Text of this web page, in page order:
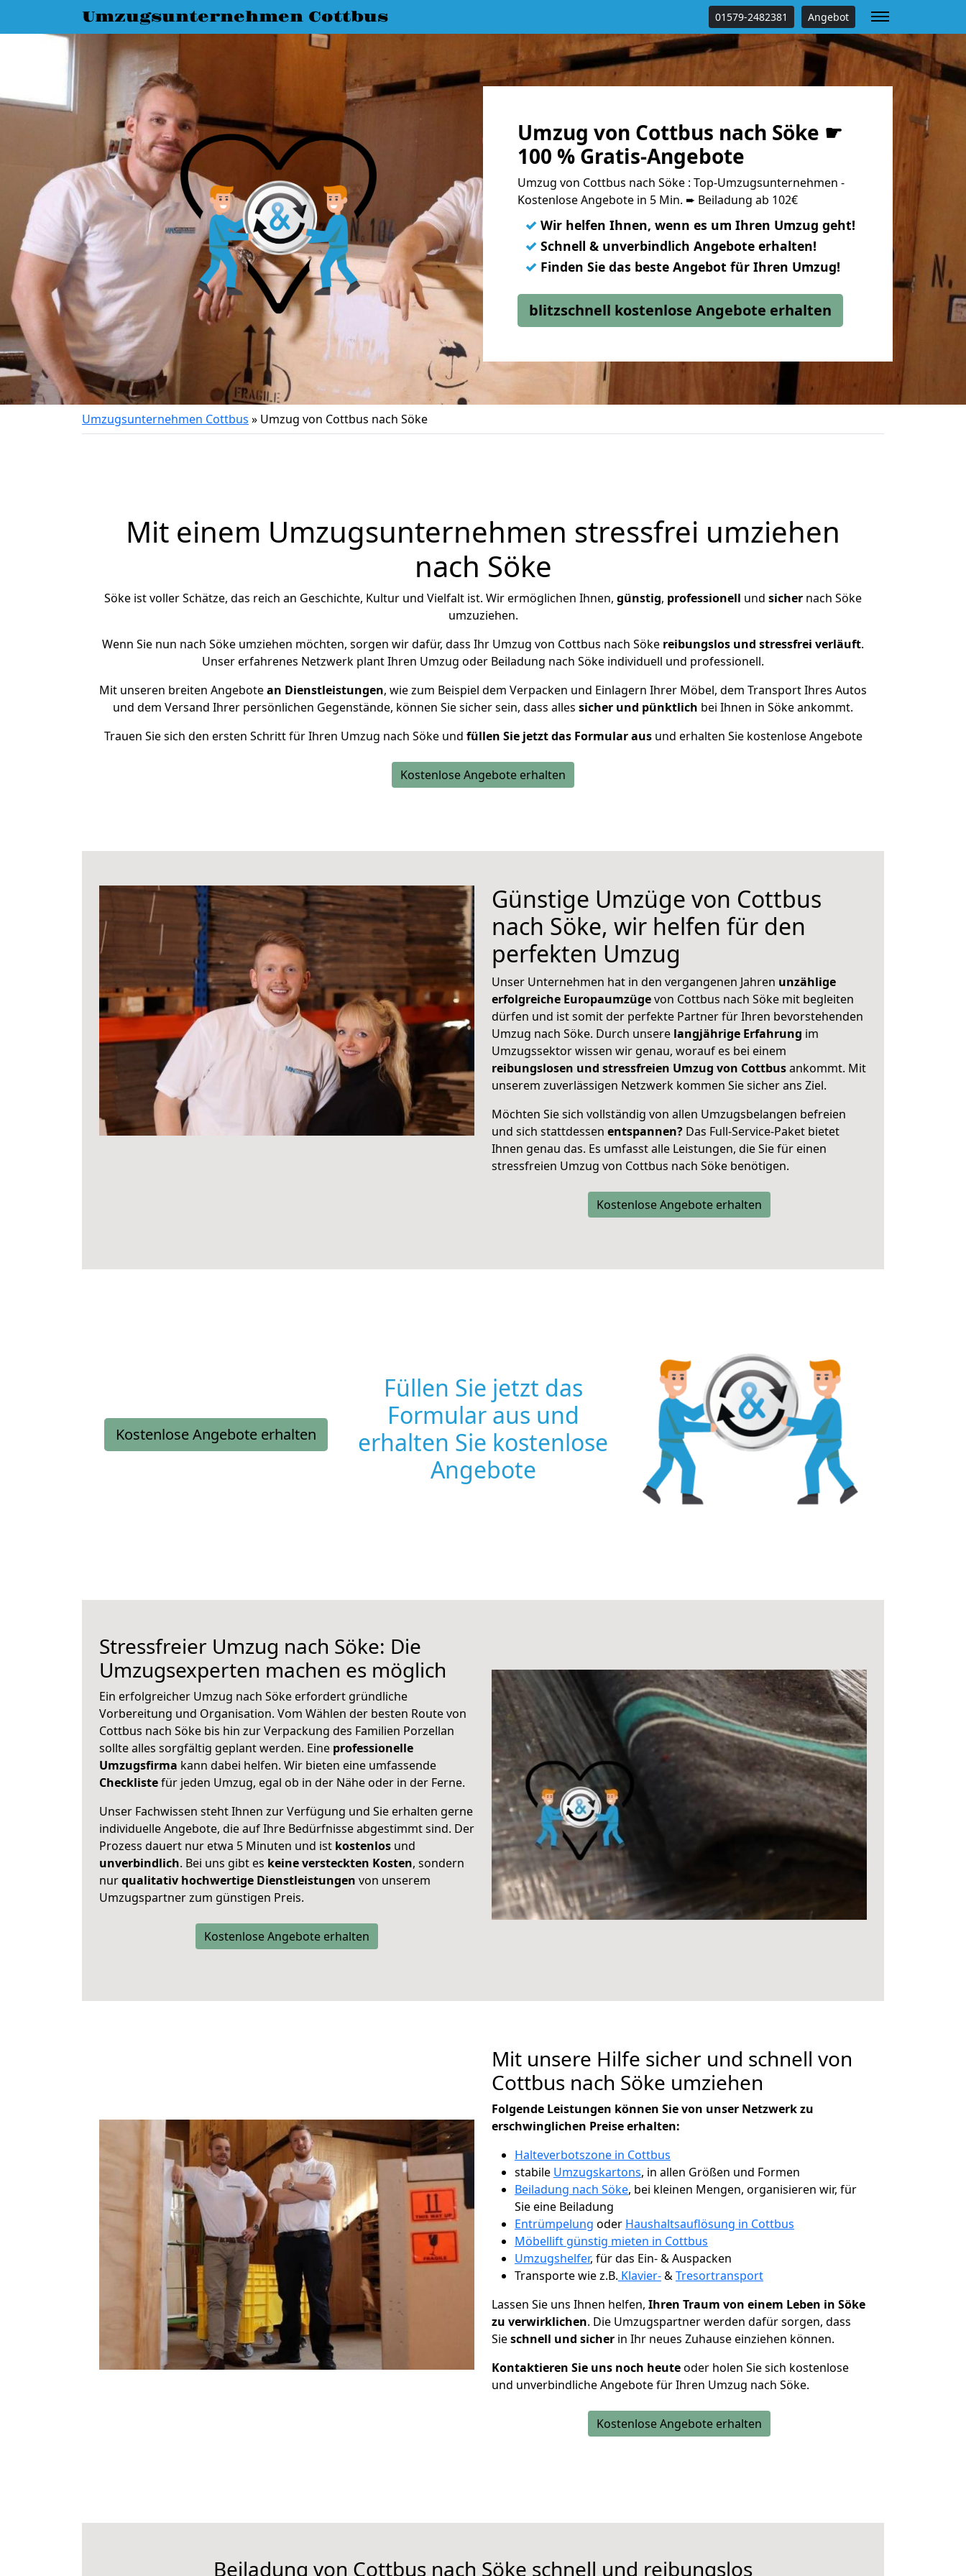
Umzugsunternehmen Cottbus 01579-2482381 Angebot
Umzug von Cottbus nach Söke ☛
100 % Gratis-Angebote
Umzug von Cottbus nach Söke : Top-Umzugsunternehmen -
Kostenlose Angebote in 5 Min. ➨ Beiladung ab 102€
✓ Wir helfen Ihnen, wenn es um Ihren Umzug geht!
✓ Schnell & unverbindlich Angebote erhalten!
✓ Finden Sie das beste Angebot für Ihren Umzug!
blitzschnell kostenlose Angebote erhalten
Umzugsunternehmen Cottbus » Umzug von Cottbus nach Söke
Mit einem Umzugsunternehmen stressfrei umziehen
nach Söke
Söke ist voller Schätze, das reich an Geschichte, Kultur und Vielfalt ist. Wir ermöglichen Ihnen, günstig, professionell und sicher nach Söke
umzuziehen.
Wenn Sie nun nach Söke umziehen möchten, sorgen wir dafür, dass Ihr Umzug von Cottbus nach Söke reibungslos und stressfrei verläuft.
Unser erfahrenes Netzwerk plant Ihren Umzug oder Beiladung nach Söke individuell und professionell.
Mit unseren breiten Angebotean Dienstleistungen, wie zum Beispiel dem Verpacken und Einlagern Ihrer Möbel, dem Transport Ihres Autos
und dem Versand Ihrer persönlichen Gegenstände, können Sie sicher sein, dass alles sicher und pünktlich bei Ihnen in Söke ankommt.
Trauen Sie sich den ersten Schritt für Ihren Umzug nach Söke und füllen Sie jetzt das Formular ausund erhalten Sie kostenlose Angebote
Kostenlose Angebote erhalten
Günstige Umzüge von Cottbus
nach Söke, wir helfen für den
perfekten Umzug
Unser Unternehmen hat in den vergangenen Jahren unzählige
erfolgreiche Europaumzügevon Cottbus nach Söke mit begleiten
dürfen und ist somit der perfekte Partner für Ihren bevorstehenden
Umzug nach Söke. Durch unsere langjährige Erfahrung im
Umzugssektor wissen wir genau, worauf es bei einem
reibungslosen und stressfreien Umzug von Cottbusankommt. Mit
unserem zuverlässigen Netzwerk kommen Sie sicher ans Ziel.
Möchten Sie sich vollständig von allen Umzugsbelangen befreien
und sich stattdessen entspannen? Das Full-Service-Paket bietet
Ihnen genau das. Es umfasst alle Leistungen, die Sie für einen
stressfreien Umzug von Cottbus nach Söke benötigen.
Kostenlose Angebote erhalten
Kostenlose Angebote erhalten
Füllen Sie jetzt das
Formular aus und
erhalten Sie kostenlose
Angebote
Stressfreier Umzug nach Söke: Die
Umzugsexperten machen es möglich
Ein erfolgreicher Umzug nach Söke erfordert gründliche
Vorbereitung und Organisation. Vom Wählen der besten Route von
Cottbus nach Söke bis hin zur Verpackung des Familien Porzellan
sollte alles sorgfältig geplant werden. Eine professionelle
Umzugsfirma kann dabei helfen. Wir bieten eine umfassende
Checklistefür jeden Umzug, egal ob in der Nähe oder in der Ferne.
Unser Fachwissen steht Ihnen zur Verfügung und Sie erhalten gerne
individuelle Angebote, die auf Ihre Bedürfnisse abgestimmt sind. Der
Prozess dauert nur etwa 5 Minuten und ist kostenlos und
unverbindlich. Bei uns gibt es keine versteckten Kosten, sondern
nurqualitativ hochwertige Dienstleistungen von unserem
Umzugspartner zum günstigen Preis.
Kostenlose Angebote erhalten
Mit unsere Hilfe sicher und schnell von
Cottbus nach Söke umziehen
Folgende Leistungen können Sie von unser Netzwerk zu
erschwinglichen Preise erhalten:
Halteverbotszone in Cottbus
stabile Umzugskartons, in allen Größen und Formen
Beiladung nach Söke, bei kleinen Mengen, organisieren wir, für
Sie eine Beiladung
Entrümpelung oder Haushaltsauflösung in Cottbus
Möbellift günstig mieten in Cottbus
Umzugshelfer, für das Ein- & Auspacken
Transporte wie z.B. Klavier-&Tresortransport
Lassen Sie uns Ihnen helfen, Ihren Traum von einem Leben in Söke
zu verwirklichen. Die Umzugspartner werden dafür sorgen, dass
Sieschnell und sicher in Ihr neues Zuhause einziehen können.
Kontaktieren Sie uns noch heuteoder holen Sie sich kostenlose
und unverbindliche Angebote für Ihren Umzug nach Söke.
Kostenlose Angebote erhalten
Beiladung von Cottbus nach Söke schnell und reibungslos